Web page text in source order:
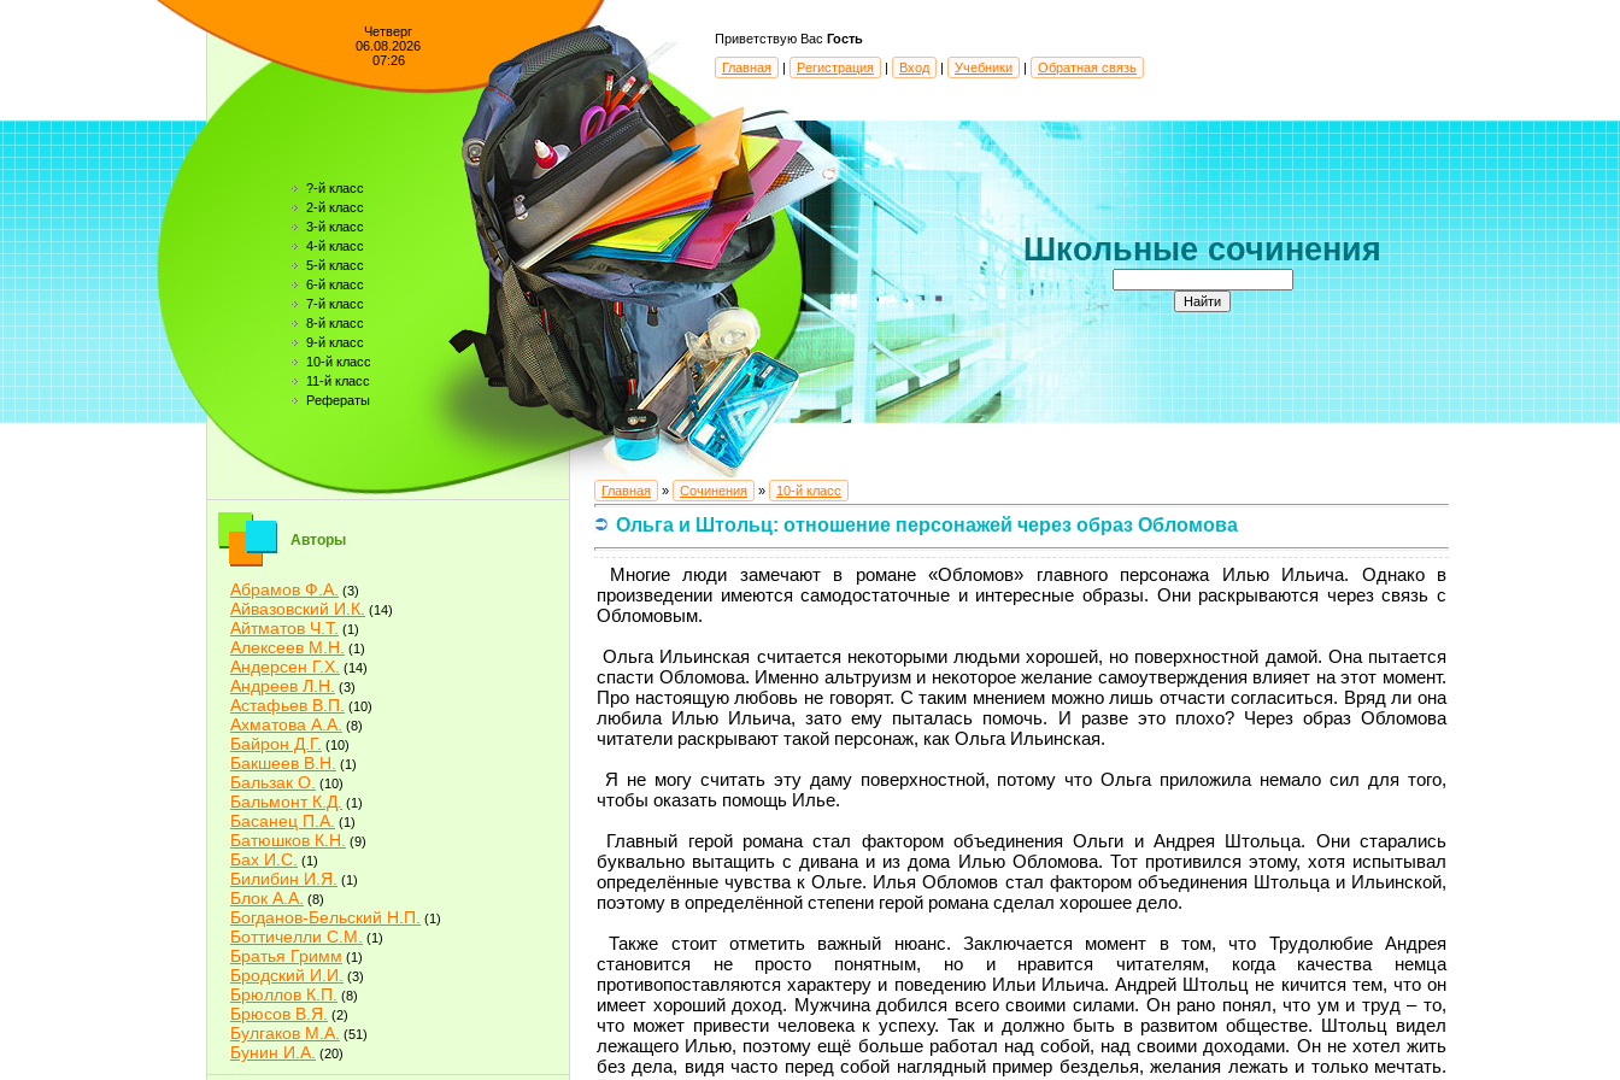
Четверг
06.08.2026
07:26
?-й класс
2-й класс
3-й класс
4-й класс
5-й класс
6-й класс
7-й класс
8-й класс
9-й класс
10-й класс
11-й класс
Рефераты
Авторы
Абрамов Ф.А. (3)
Айвазовский И.К. (14)
Айтматов Ч.Т. (1)
Алексеев М.Н. (1)
Андерсен Г.Х. (14)
Андреев Л.Н. (3)
Астафьев В.П. (10)
Ахматова А.А. (8)
Байрон Д.Г. (10)
Бакшеев В.Н. (1)
Бальзак О. (10)
Бальмонт К.Д. (1)
Басанец П.А. (1)
Батюшков К.Н. (9)
Бах И.С. (1)
Билибин И.Я. (1)
Блок А.А. (8)
Богданов-Бельский Н.П. (1)
Боттичелли С.М. (1)
Братья Гримм (1)
Бродский И.И. (3)
Брюллов К.П. (8)
Брюсов В.Я. (2)
Булгаков М.А. (51)
Бунин И.А. (20)
Быков В.В.(2)
Приветствую Вас Гость
Главная
| Регистрация | Вход | Учебники | Обратная связь
Школьные сочинения
Главная » Сочинения » 10-й класс
Ольга и Штольц: отношение персонажей через образ Обломова
Многие люди замечают в романе «Обломов» главного персонажа Илью Ильича. Однако в
произведении имеются самодостаточные и интересные образы. Они раскрываются через связь с
Обломовым.
Ольга Ильинская считается некоторыми людьми хорошей, но поверхностной дамой. Она пытается
спасти Обломова. Именно альтруизм и некоторое желание самоутверждения влияет на этот момент.
Про настоящую любовь не говорят. С таким мнением можно лишь отчасти согласиться. Вряд ли она
любила Илью Ильича, зато ему пыталась помочь. И разве это плохо? Через образ Обломова
читатели раскрывают такой персонаж, как Ольга Ильинская.
Я не могу считать эту даму поверхностной, потому что Ольга приложила немало сил для того,
чтобы оказать помощь Илье.
Главный герой романа стал фактором объединения Ольги и Андрея Штольца. Они старались
буквально вытащить с дивана и из дома Илью Обломова. Тот противился этому, хотя испытывал
определённые чувства к Ольге. Илья Обломов стал фактором объединения Штольца и Ильинской,
поэтому в определённой степени герой романа сделал хорошее дело.
Также стоит отметить важный нюанс. Заключается момент в том, что Трудолюбие Андрея
становится не просто понятным, но и нравится читателям, когда качества немца
противопоставляются характеру и поведению Ильи Ильича. Андрей Штольц не кичится тем, что он
имеет хороший доход. Мужчина добился всего своими силами. Он рано понял, что ум и труд – то,
что может привести человека к успеху. Так и должно быть в развитом обществе. Штольц видел
лежащего Илью, поэтому ещё больше работал над собой, над своими доходами. Он не хотел жить
без дела, видя часто перед собой наглядный пример безделья, желания лежать и только мечтать.